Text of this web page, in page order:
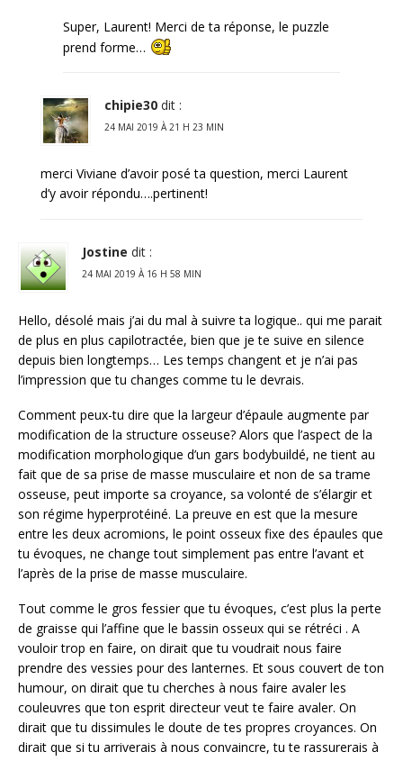
Super, Laurent! Merci de ta réponse, le puzzle
prend forme…
chipie30 dit :
24 MAI 2019 À 21 H 23 MIN
merci Viviane d’avoir posé ta question, merci Laurent
d’y avoir répondu….pertinent!
Jostine dit :
24 MAI 2019 À 16 H 58 MIN
Hello, désolé mais j’ai du mal à suivre ta logique.. qui me parait
de plus en plus capilotractée, bien que je te suive en silence
depuis bien longtemps… Les temps changent et je n’ai pas
l’impression que tu changes comme tu le devrais.
Comment peux-tu dire que la largeur d’épaule augmente par
modification de la structure osseuse? Alors que l’aspect de la
modification morphologique d’un gars bodybuildé, ne tient au
fait que de sa prise de masse musculaire et non de sa trame
osseuse, peut importe sa croyance, sa volonté de s’élargir et
son régime hyperprotéiné. La preuve en est que la mesure
entre les deux acromions, le point osseux fixe des épaules que
tu évoques, ne change tout simplement pas entre l’avant et
l’après de la prise de masse musculaire.
Tout comme le gros fessier que tu évoques, c’est plus la perte
de graisse qui l’affine que le bassin osseux qui se rétréci . A
vouloir trop en faire, on dirait que tu voudrait nous faire
prendre des vessies pour des lanternes. Et sous couvert de ton
humour, on dirait que tu cherches à nous faire avaler les
couleuvres que ton esprit directeur veut te faire avaler. On
dirait que tu dissimules le doute de tes propres croyances. On
dirait que si tu arriverais à nous convaincre, tu te rassurerais à